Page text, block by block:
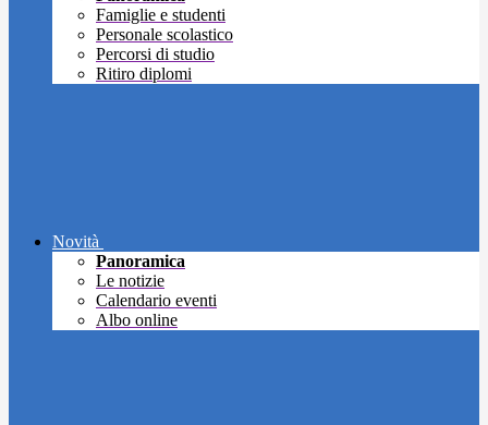
Famiglie e studenti
Personale scolastico
Percorsi di studio
Ritiro diplomi
Novità
Panoramica
Le notizie
Calendario eventi
Albo online